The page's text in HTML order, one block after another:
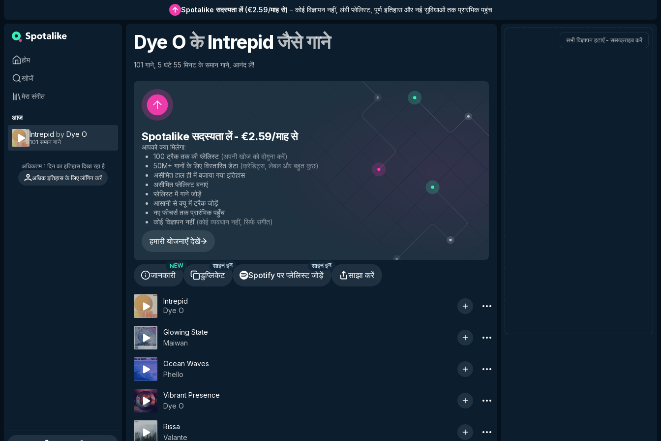
Spotalike सदस्यता लें(€2.59/माह से) – कोई विज्ञापन नहीं, लंबी प्लेलिस्ट, पूर्ण इतिहास और नई सुविधाओं तक प्रारंभिक पहुंच
होम
खोजें
मेरा संगीत
आज
Intrepid by Dye O
101 समान गाने
अधिकतम 1 दिन का इतिहास दिखा रहा है
अधिक इतिहास के लिए लॉगिन करें
Dye OकेIntrepidजैसे गाने
101 गाने, 5 घंटे 55 मिनट के समान गाने, आनंद लें!
Spotalike सदस्यता लें- €2.59/माह से
आपको क्या मिलेगा:
100 ट्रैक तक की प्लेलिस्ट (अपनी खोज को दोगुना करें)
50M+ गानों के लिए विस्तारित डेटा (क्रेडिट्स, लेबल और बहुत कुछ)
असीमित हाल ही में बजाया गया इतिहास
असीमित प्लेलिस्ट बनाएं
प्लेलिस्ट में गाने जोड़ें
आसानी से क्यू में ट्रैक जोड़ें
नए फीचर्स तक प्रारंभिक पहुँच
कोई विज्ञापन नहीं (कोई व्यवधान नहीं, सिर्फ संगीत)
हमारी योजनाएँ देखें
जानकारी
NEW
डुप्लिकेट
साइन इन
Spotify पर प्लेलिस्ट जोड़ें
साइन इन
साझा करें
Intrepid
Dye O
Glowing State
Maiwan
Ocean Waves
Phello
Vibrant Presence
Dye O
Rissa
Valante
सभी विज्ञापन हटाएँ - सब्सक्राइब करें